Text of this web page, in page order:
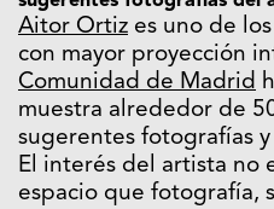
Aitor Ortiz es uno de
con mayor proyección
Comunidad de Madrid
muestra alrededor de
sugerentes fotografías
El interés del artista no
espacio que fotografía,